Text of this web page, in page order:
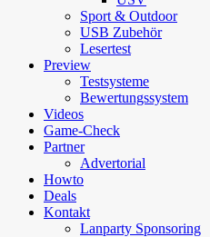
Sport & Outdoor
USB Zubehör
Lesertest
Preview
Testsysteme
Bewertungssystem
Videos
Game-Check
Partner
Advertorial
Howto
Deals
Kontakt
Lanparty Sponsoring